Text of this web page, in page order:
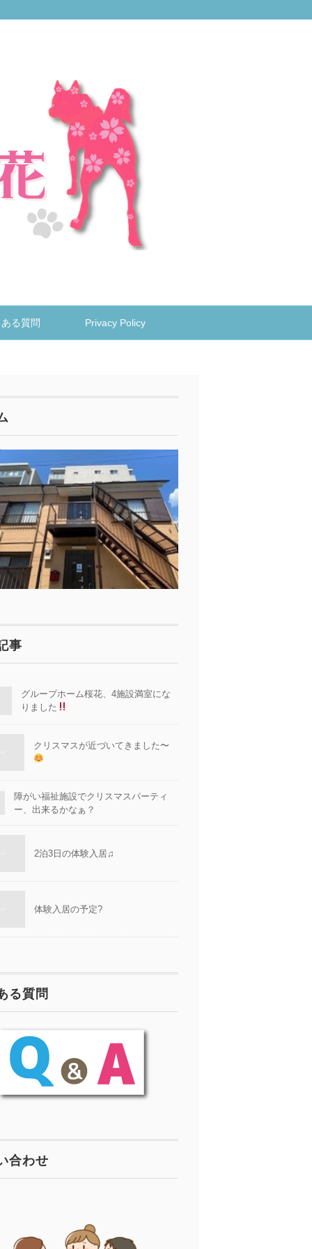
る質問 Privacy Policy
事
グループホーム桜花、4施設満室にな
りました
クリスマスが近づいてきました〜
障がい福祉施設でクリスマスパーティ
ー、出来るかなぁ？
2泊3日の体験入居♫
体験入居の予定?
る質問
合わせ